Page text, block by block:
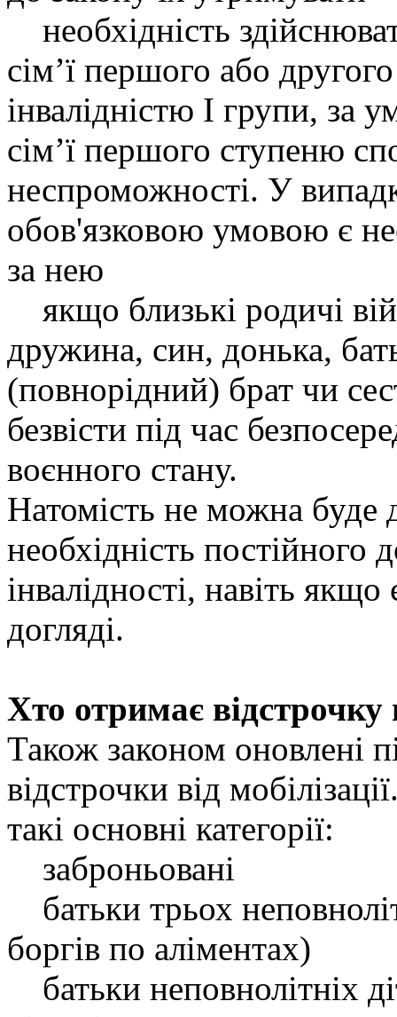
необхідність
сім’ї першого або
інвалідністю І групи, за
сім’ї першого ступеню
неспроможності. У
обов'язковою умовою є
за нею
якщо близькі родичі
дружина, син, донька,
(повнорідний) брат чи
безвісти під час
воєнного стану.
Натомість не можна буде
необхідність постійного
інвалідності, навіть
догляді.
Хто отримає відстрочку
Також законом оновлені
відстрочки від
такі основні категорії:
заброньовані
батьки трьох
боргів по аліментах)
батьки неповнолітніх